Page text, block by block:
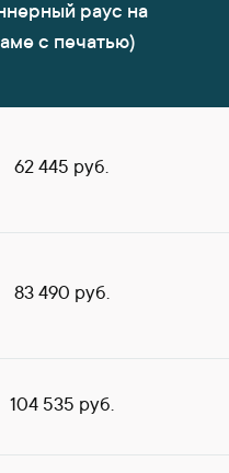
раус на
с печатью)
62 445 руб.
83 490 руб.
104 535 руб.